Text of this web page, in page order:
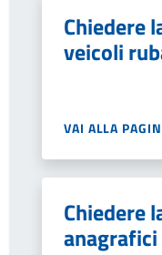
Chiedere
veicoli
VAI ALLA
Chiedere